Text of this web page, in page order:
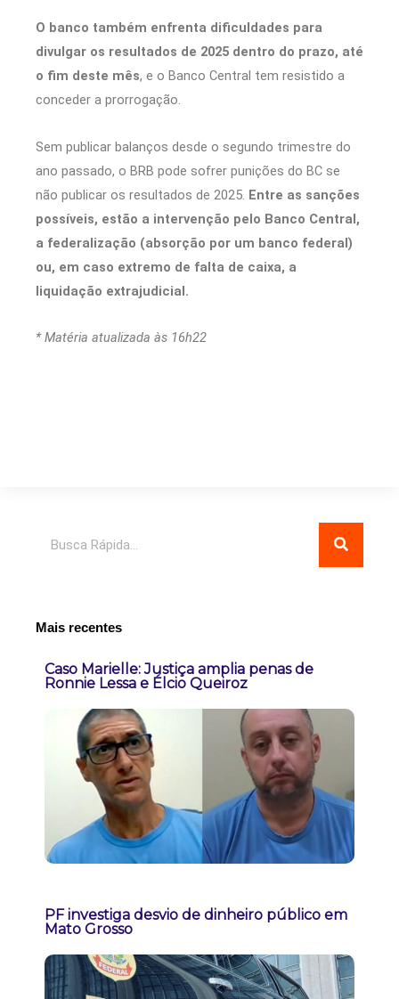
O banco também enfrenta dificuldades para
divulgar os resultados de 2025 dentro do prazo, até
o fim deste mês, e o Banco Central tem resistido a
conceder a prorrogação.
Sem publicar balanços desde o segundo trimestre do
ano passado, o BRB pode sofrer punições do BC se
não publicar os resultados de 2025. Entre as sanções
possíveis, estão a intervenção pelo Banco Central,
a federalização (absorção por um banco federal)
ou, em caso extremo de falta de caixa, a
liquidação extrajudicial.
* Matéria atualizada às 16h22
Mais recentes
Caso Marielle: Justiça amplia penas de
Ronnie Lessa e Élcio Queiroz
PF investiga desvio de dinheiro público em
Mato Grosso